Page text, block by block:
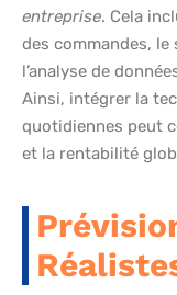
entreprise. Cela
des commandes,
l’analyse de
Ainsi, intégrer la
quotidiennes peut
et la rentabilité